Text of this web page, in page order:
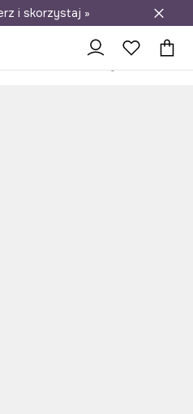
do salonów
i skorzystaj »